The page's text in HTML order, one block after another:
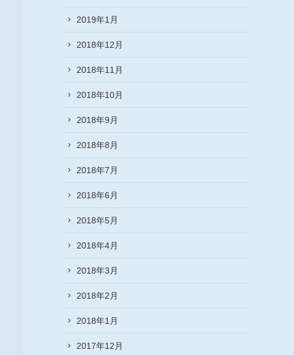
2019年1月
2018年12月
2018年11月
2018年10月
2018年9月
2018年8月
2018年7月
2018年6月
2018年5月
2018年4月
2018年3月
2018年2月
2018年1月
2017年12月